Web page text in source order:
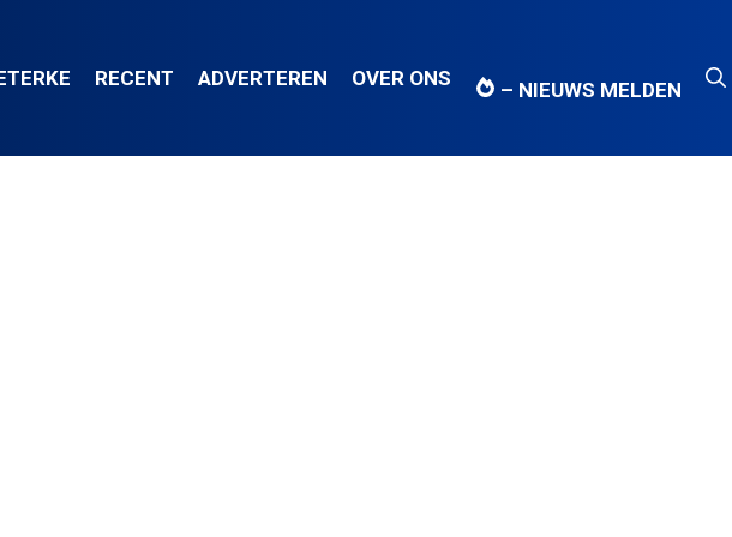
RECENT ADVERTEREN OVER ONS – NIEUWS MELDEN